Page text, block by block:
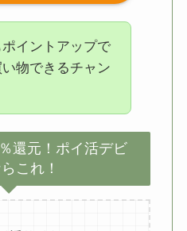
イントアップで
物できるチャン
還元！ポイ活デビ
これ！